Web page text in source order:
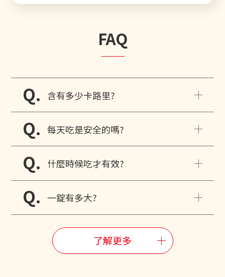
FAQ
Q. 含有多少卡路里?
Q. 每天吃是安全的嗎?
Q. 什麼時候吃才有效?
Q. 一錠有多大?
了解更多